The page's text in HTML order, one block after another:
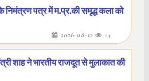
निमंत्रण पत्र में म.प्र.की समृद्ध कला को
2026-08-10 14
शाह ने भारतीय राजदूत से मुलाकात की